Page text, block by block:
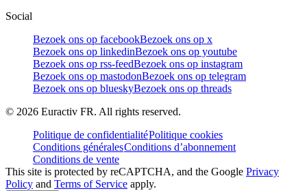
Social
Bezoek ons op facebookBezoek ons op x
Bezoek ons op linkedinBezoek ons op youtube
Bezoek ons op rss-feedBezoek ons op instagram
Bezoek ons op mastodonBezoek ons op telegram
Bezoek ons op blueskyBezoek ons op threads
© 2026 Euractiv FR. All rights reserved.
Politique de confidentialitéPolitique cookies
Conditions généralesConditions d’abonnement
Conditions de vente
This site is protected by reCAPTCHA, and the Google Privacy
Policy and Terms of Service apply.